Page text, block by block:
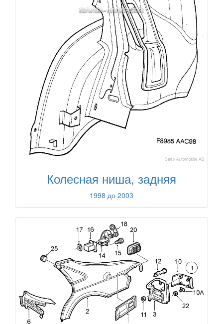
Колесная ниша, задняя
1998 до 2003